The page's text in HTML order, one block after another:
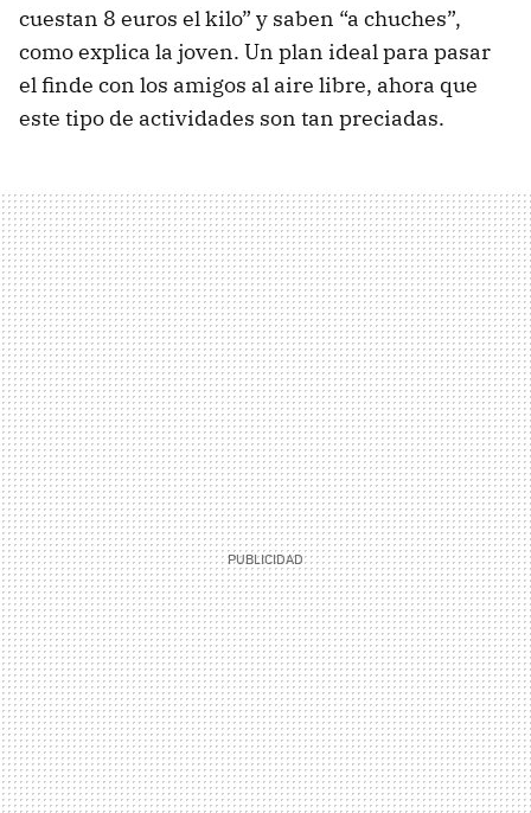
cuestan 8 euros el kilo” y saben “a chuches”,
como explica la joven. Un plan ideal para pasar
el finde con los amigos al aire libre, ahora que
este tipo de actividades son tan preciadas.